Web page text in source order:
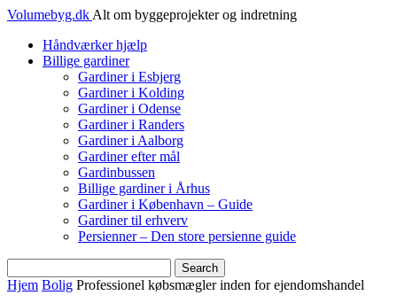
Volumebyg.dk Alt om byggeprojekter og indretning
Håndværker hjælp
Billige gardiner
Gardiner i Esbjerg
Gardiner i Kolding
Gardiner i Odense
Gardiner i Randers
Gardiner i Aalborg
Gardiner efter mål
Gardinbussen
Billige gardiner i Århus
Gardiner i København – Guide
Gardiner til erhverv
Persienner – Den store persienne guide
Hjem Bolig Professionel købsmægler inden for ejendomshandel